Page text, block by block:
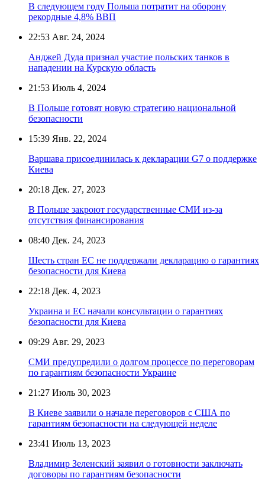
В следующем году Польша потратит на оборону
рекордные 4,8% ВВП
22:53 Авг. 24, 2024
Анджей Дуда признал участие польских танков в
нападении на Курскую область
21:53 Июль 4, 2024
В Польше готовят новую стратегию национальной
безопасности
15:39 Янв. 22, 2024
Варшава присоединилась к декларации G7 о поддержке
Киева
20:18 Дек. 27, 2023
В Польше закроют государственные СМИ из-за
отсутствия финансирования
08:40 Дек. 24, 2023
Шесть стран ЕС не поддержали декларацию о гарантиях
безопасности для Киева
22:18 Дек. 4, 2023
Украина и ЕС начали консультации о гарантиях
безопасности для Киева
09:29 Авг. 29, 2023
СМИ предупредили о долгом процессе по переговорам
по гарантиям безопасности Украине
21:27 Июль 30, 2023
В Киеве заявили о начале переговоров с США по
гарантиям безопасности на следующей неделе
23:41 Июль 13, 2023
Владимир Зеленский заявил о готовности заключать
договоры по гарантиям безопасности